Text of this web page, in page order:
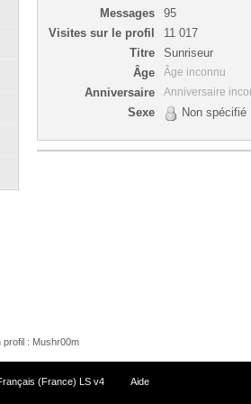
Messages
95
Visites sur le profil
11 017
Titre
Sunriseur
Âge
Âge inconnu
Anniversaire Anniversaire
Sexe Non spécifié
profil : Mushr00m
(France) LS v4 Aide